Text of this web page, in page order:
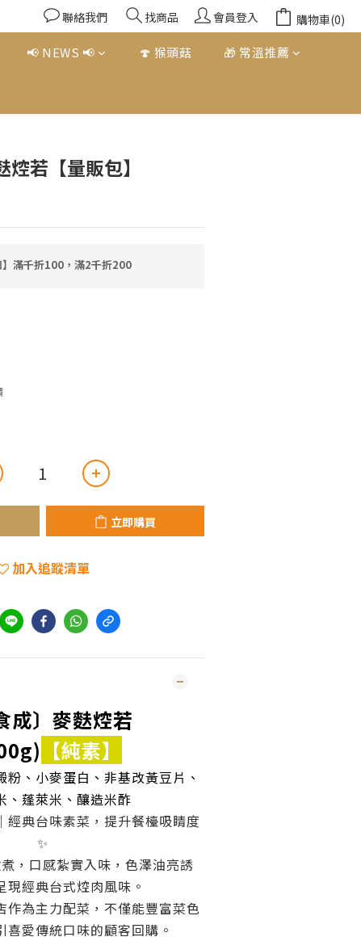
聯絡我們 找商品 會員登入 購物車(0)
📢 NEWS 📢 🍄 猴頭菇 🎁 常溫推薦
焢若【量販包】
滿千折100，滿2千折200
立即購買
加入追蹤清單
成〕麥麩焢若
【純素】
粉、小麥蛋白 、非基改黃豆片 、
、蓬萊米、釀造米酢
經典台味素菜，提升餐檯吸睛度
✨
，口感紮實入味，色澤油亮誘
現經典台式焢肉風味。
作為主力配菜，不僅能豐富菜色
喜愛傳統口味的顧客回購。